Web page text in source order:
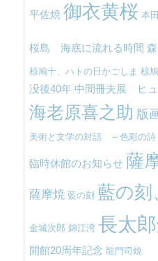
平佐焼 御衣黄桜 本
桜島 海底に流れる時間
椋鳩十、ハトの日かごしま 椋
没後40年 中間冊夫展 ヒ
海老原喜之助 版
美術と文学の対話 ～色彩の詩
臨時休館のお知らせ 薩
薩摩焼 藍の刻 藍の刻
金城次郎 錦江湾 長太
開館20周年記念 龍門司焼